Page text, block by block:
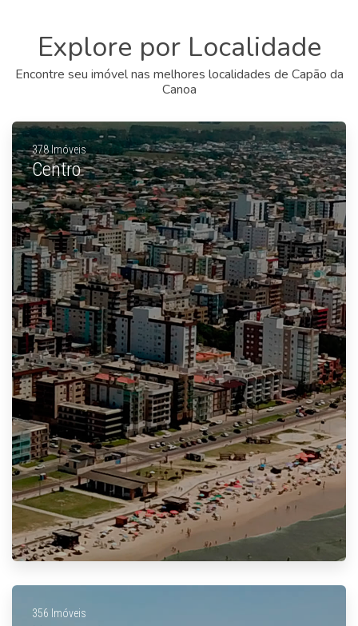
Explore por Localidade
Encontre seu imóvel nas melhores localidades de Capão da
Canoa
378 Imóveis
Centro
356 Imóveis